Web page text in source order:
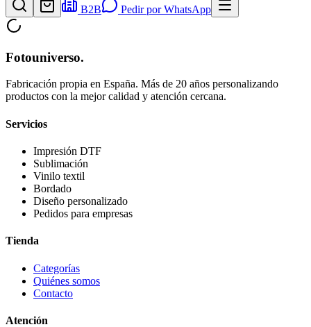
B2B
Pedir por WhatsApp
Fotouniverso.
Fabricación propia en España. Más de 20 años personalizando
productos con la mejor calidad y atención cercana.
Servicios
Impresión DTF
Sublimación
Vinilo textil
Bordado
Diseño personalizado
Pedidos para empresas
Tienda
Categorías
Quiénes somos
Contacto
Atención